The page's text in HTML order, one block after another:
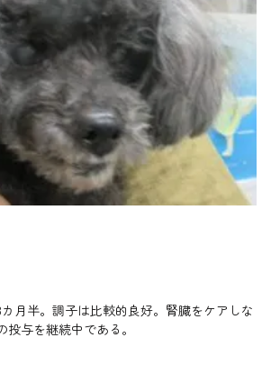
月半。調子は比較的良好。腎臓をケアしな
与を継続中である。